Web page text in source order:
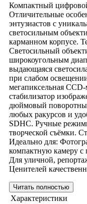
Компактный
Отличительные
энтузиастов с
светосильным
карманном корпусе.
Светосильный
широкоугольным
выдающаяся
при слабом
мегапиксельная
стабилизатор
дюймовый
любых ракурсов и
SDHC. Ручные
творческой съёмки.
Идеально для:
компактную камеру
Для уличной,
Ценителей
Читать полностью
Характеристики